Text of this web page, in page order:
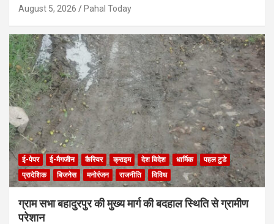
August 5, 2026 Pahal Today
ई-पेपर ई-मैगजीन कैरियर क्राइम देश विदेश धार्मिक
पहल टुडे
प्रादेशिक
बिजनेस मनोरंजन राजनीति विविध
ग्राम सभा बहादुरपुर की मुख्य मार्ग की बदहाल स्थिति से ग्रामीण
परेशान